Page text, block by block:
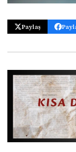
Paylaş